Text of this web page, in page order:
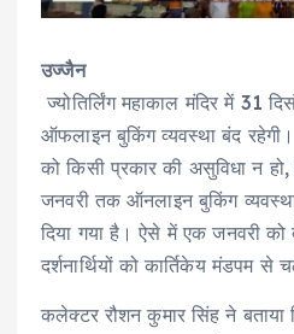
उज्जैन
ज्योतिर्लिंग महाकाल मंदिर में 31
ऑफलाइन बुकिंग व्यवस्था बंद रहेगी।
को किसी प्रकार की असुविधा न
जनवरी तक ऑनलाइन बुकिंग
दिया गया है। ऐसे में एक जनवरी
दर्शनार्थियों को कार्तिकेय मंडपम से
कलेक्टर रौशन कुमार सिंह ने